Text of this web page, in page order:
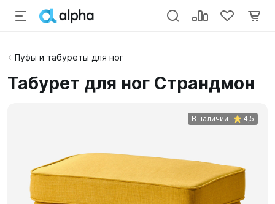
Пуфы и табуреты для ног
Табурет для ног Страндмон
В наличии 4,5